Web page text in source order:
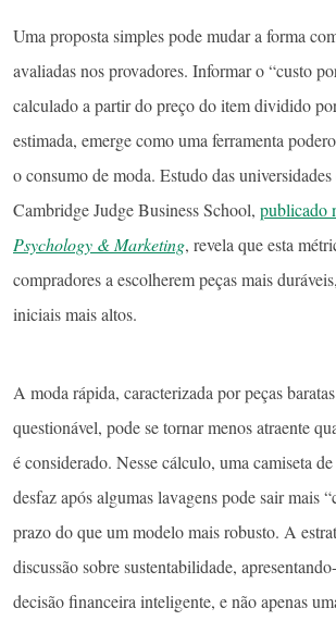
Uma proposta simples pode mudar a forma
avaliadas nos provadores. Informar o “custo
calculado a partir do preço do item dividido
estimada, emerge como uma ferramenta
o consumo de moda. Estudo das
Cambridge Judge Business School, publicado
Psychology & Marketing, revela que esta
compradores a escolherem peças mais
iniciais mais altos.
A moda rápida, caracterizada por peças
questionável, pode se tornar menos atraente
é considerado. Nesse cálculo, uma camiseta
desfaz após algumas lavagens pode sair mais
prazo do que um modelo mais robusto. A
discussão sobre sustentabilidade,
decisão financeira inteligente, e não apenas